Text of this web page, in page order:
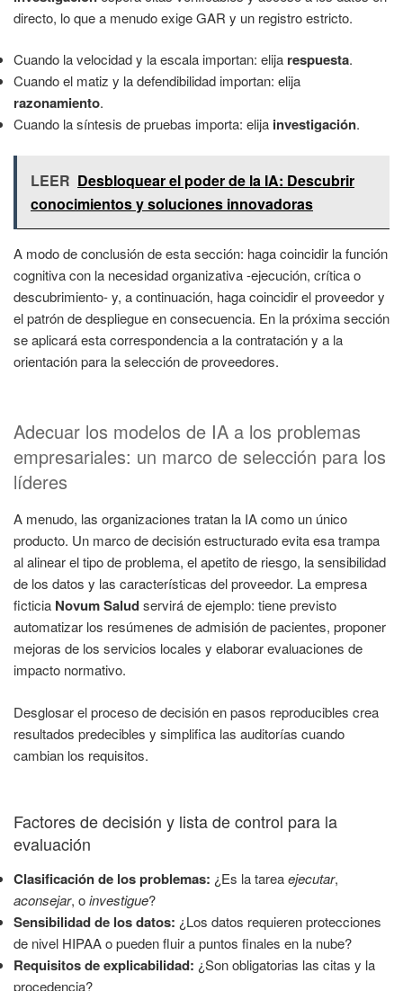
directo, lo que a menudo exige GAR y un registro estricto.
Cuando la velocidad y la escala importan: elija respuesta.
Cuando el matiz y la defendibilidad importan: elija
razonamiento.
Cuando la síntesis de pruebas importa: elija investigación.
LEER Desbloquear el poder de la IA: Descubrir
conocimientos y soluciones innovadoras
A modo de conclusión de esta sección: haga coincidir la función
cognitiva con la necesidad organizativa -ejecución, crítica o
descubrimiento- y, a continuación, haga coincidir el proveedor y
el patrón de despliegue en consecuencia. En la próxima sección
se aplicará esta correspondencia a la contratación y a la
orientación para la selección de proveedores.
Adecuar los modelos de IA a los problemas
empresariales: un marco de selección para los
líderes
A menudo, las organizaciones tratan la IA como un único
producto. Un marco de decisión estructurado evita esa trampa
al alinear el tipo de problema, el apetito de riesgo, la sensibilidad
de los datos y las características del proveedor. La empresa
ficticia Novum Saludservirá de ejemplo: tiene previsto
automatizar los resúmenes de admisión de pacientes, proponer
mejoras de los servicios locales y elaborar evaluaciones de
impacto normativo.
Desglosar el proceso de decisión en pasos reproducibles crea
resultados predecibles y simplifica las auditorías cuando
cambian los requisitos.
Factores de decisión y lista de control para la
evaluación
Clasificación de los problemas: ¿Es la tareaejecutar,
aconsejar, oinvestigue?
Sensibilidad de los datos: ¿Los datos requieren protecciones
de nivel HIPAA o pueden fluir a puntos finales en la nube?
Requisitos de explicabilidad: ¿Son obligatorias las citas y la
procedencia?